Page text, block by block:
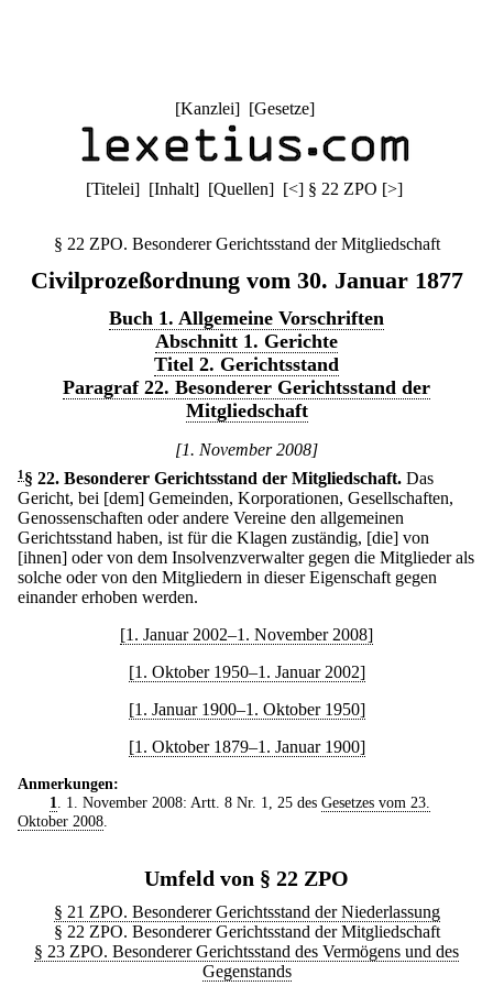
[Kanzlei] [Gesetze]
[Titelei] [Inhalt] [Quellen] [<] § 22 ZPO [>]
§ 22 ZPO. Besonderer Gerichtsstand der Mitgliedschaft
Civilprozeßordnung vom 30. Januar 1877
Buch 1. Allgemeine Vorschriften
Abschnitt 1. Gerichte
Titel 2. Gerichtsstand
Paragraf 22. Besonderer Gerichtsstand der
Mitgliedschaft
[1. November 2008]
1 § 22. Besonderer Gerichtsstand der Mitgliedschaft. Das
Gericht, bei [dem] Gemeinden, Korporationen, Gesellschaften,
Genossenschaften oder andere Vereine den allgemeinen
Gerichtsstand haben, ist für die Klagen zuständig, [die] von
[ihnen] oder von dem Insolvenzverwalter gegen die Mitglieder als
solche oder von den Mitgliedern in dieser Eigenschaft gegen
einander erhoben werden.
[1. Januar 2002–1. November 2008]
[1. Oktober 1950–1. Januar 2002]
[1. Januar 1900–1. Oktober 1950]
[1. Oktober 1879–1. Januar 1900]
Anmerkungen:
1
. 1. November 2008: Artt. 8 Nr. 1, 25 des Gesetzes vom 23.
Oktober 2008
Umfeld von § 22 ZPO
§ 21 ZPO. Besonderer Gerichtsstand der Niederlassung
§ 22 ZPO. Besonderer Gerichtsstand der Mitgliedschaft
§ 23 ZPO. Besonderer Gerichtsstand des Vermögens und des
Gegenstands